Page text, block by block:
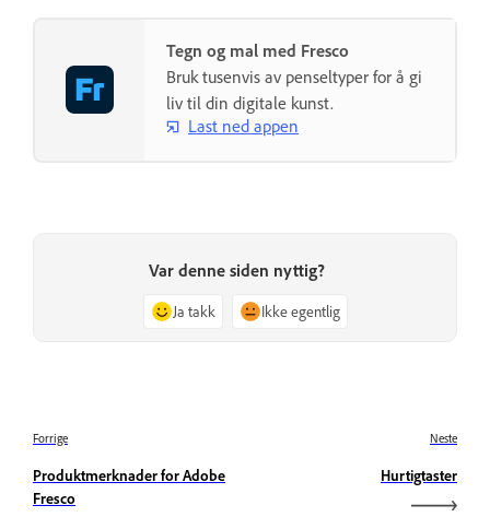
Tegn og mal med Fresco
Bruk tusenvis av penseltyper for å gi
liv til din digitale kunst.
Last ned appen
Var denne siden nyttig?
Ja takk Ikke egentlig
Forrige
Produktmerknader for Adobe
Fresco
Neste
Hurtigtaster